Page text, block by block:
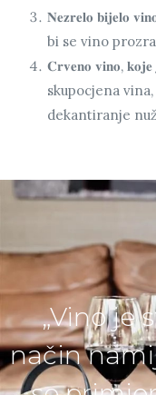
𝐍𝐞𝐳𝐫𝐞𝐥𝐨 𝐛𝐢𝐣𝐞𝐥𝐨
bi se vino
𝐂𝐫𝐯𝐞𝐧𝐨 𝐯𝐢𝐧𝐨,
skupocjena
dekantiranje
„Vino je
način